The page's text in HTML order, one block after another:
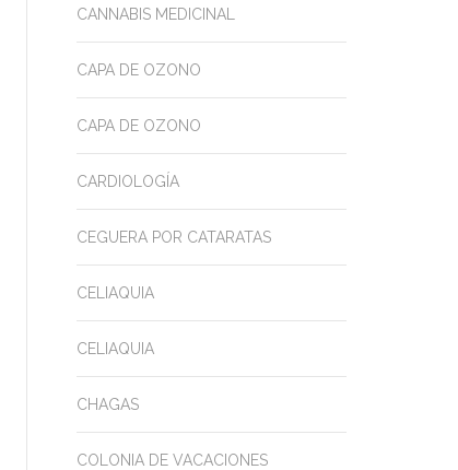
CANNABIS MEDICINAL
CAPA DE OZONO
CAPA DE OZONO
CARDIOLOGÍA
CEGUERA POR CATARATAS
CELIAQUIA
CELIAQUIA
CHAGAS
COLONIA DE VACACIONES